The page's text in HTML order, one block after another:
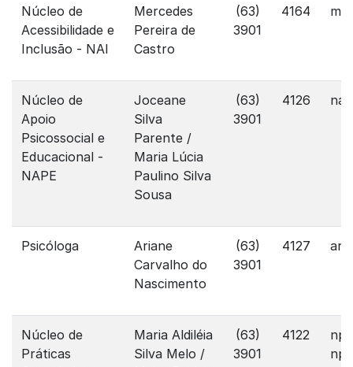
Núcleo de
Acessibilidade e
Inclusão - NAI
Mercedes
Pereira de
Castro
(63)
3901
4164
Núcleo de
Apoio
Psicossocial e
Educacional -
NAPE
Joceane
Silva
Parente /
Maria Lúcia
Paulino Silva
Sousa
(63)
3901
4126
Psicóloga
Ariane
Carvalho do
Nascimento
(63)
3901
4127
Núcleo de
Práticas
Maria Aldiléia
Silva Melo /
(63)
3901
4122